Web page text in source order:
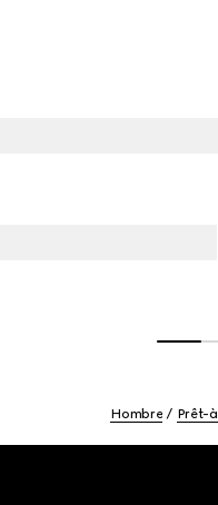
Hombre Prêt-